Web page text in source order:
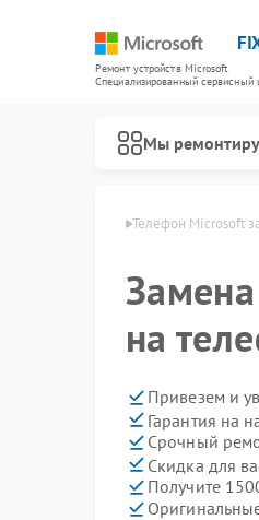
Ремонт устройств Microsoft
Специализированный cервисный
Мы
Телефон Microsoft
на
Привезем и
Гарантия на
Срочный
Скидка для
Получите